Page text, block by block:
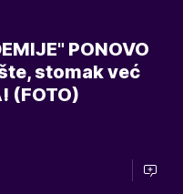
PONOVO
stomak već
(FOTO)